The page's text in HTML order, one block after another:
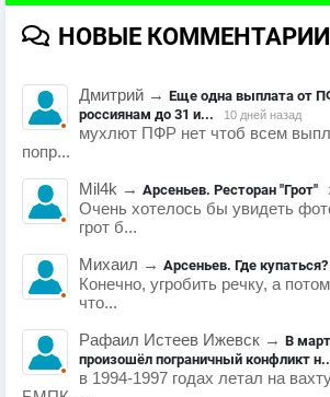
НОВЫЕ КОММЕНТАРИИ
Дмитрий → Еще одна выплата от
россиянам до 31 и...
10 дней назад
мухлют ПФР нет чтоб всем
попр...
Mil4k → Арсеньев. Ресторан "Грот"
Очень хотелось бы увидеть
грот б...
Михаил → Арсеньев. Где купаться?
Конечно, угробить речку, а
что...
Рафаил Истеев Ижевск → В
произошёл пограничный конфликт
в 1994-1997 годах летал на